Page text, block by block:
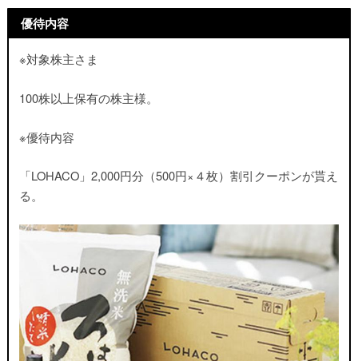
優待内容
※対象株主さま
100株以上保有の株主様。
※優待内容
「LOHACO」2,000円分（500円×４枚）割引クーポンが貰え
る。